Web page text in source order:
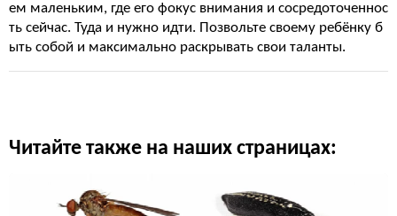
ем маленьким, где его фокус внимания и сосредоточеннос
ть сейчас. Туда и нужно идти. Позвольте своему ребёнку б
ыть собой и максимально раскрывать свои таланты.
Читайте также на наших страницах: